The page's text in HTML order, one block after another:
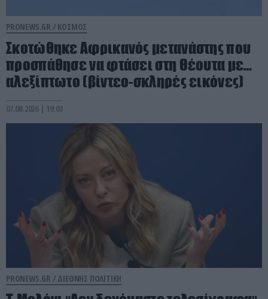
PRONEWS.GR / ΚΟΣΜΟΣ
Σκοτώθηκε Αφρικανός μετανάστης που
προσπάθησε να φτάσει στη Θέουτα με…
αλεξίπτωτο (βίντεο-σκληρές εικόνες)
07.08.2026 | 19:03
PRONEWS.GR / ΔΙΕΘΝΗΣ ΠΟΛΙΤΙΚΗ